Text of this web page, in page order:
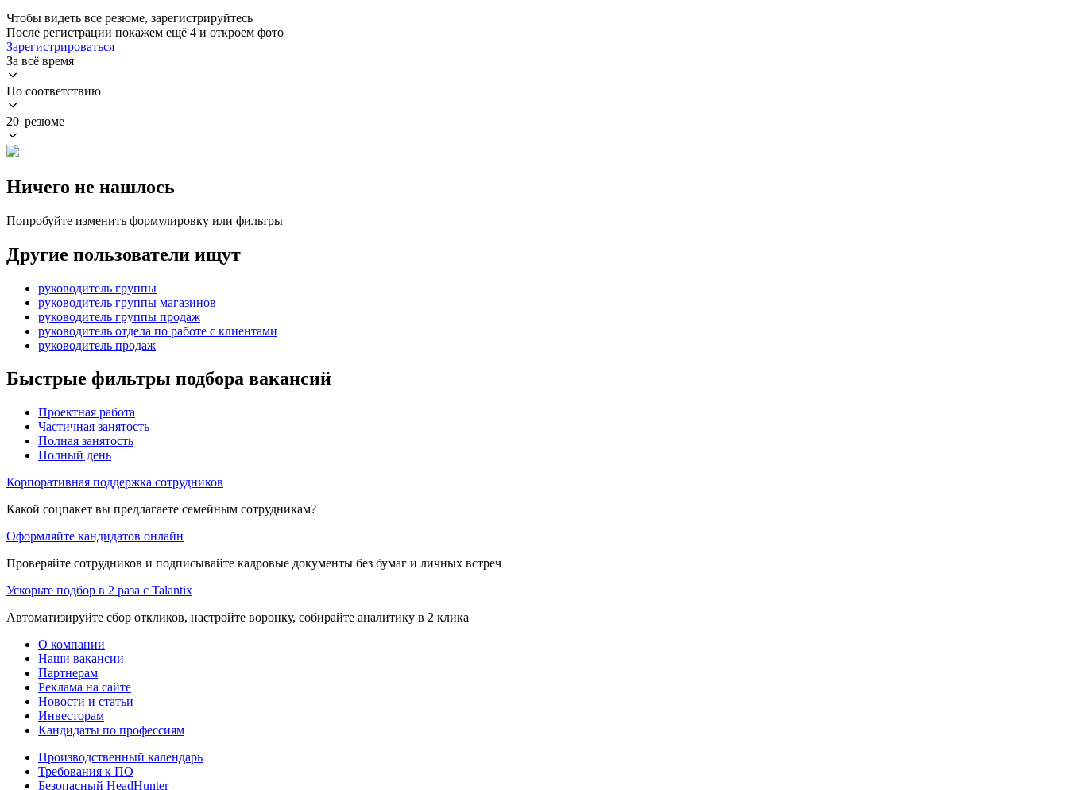
Чтобы видеть все резюме, зарегистрируйтесь
После регистрации покажем ещё 4 и откроем фото
Зарегистрироваться
За всё время
По соответствию
20 резюме
Ничего не нашлось
Попробуйте изменить формулировку или фильтры
Другие пользователи ищут
руководитель группы
руководитель группы магазинов
руководитель группы продаж
руководитель отдела по работе с клиентами
руководитель продаж
Быстрые фильтры подбора вакансий
Проектная работа
Частичная занятость
Полная занятость
Полный день
Корпоративная поддержка сотрудников
Какой соцпакет вы предлагаете семейным сотрудникам?
Оформляйте кандидатов онлайн
Проверяйте сотрудников и подписывайте кадровые документы без бумаг и личных встреч
Ускорьте подбор в 2 раза с Talantix
Автоматизируйте сбор откликов, настройте воронку, собирайте аналитику в 2 клика
О компании
Наши вакансии
Партнерам
Реклама на сайте
Новости и статьи
Инвесторам
Кандидаты по профессиям
Производственный календарь
Требования к ПО
Безопасный HeadHunter